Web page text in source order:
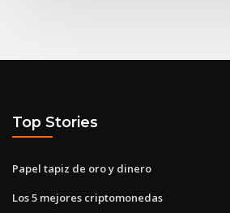
Top Stories
Papel tapiz de oro y dinero
Los 5 mejores criptomonedas